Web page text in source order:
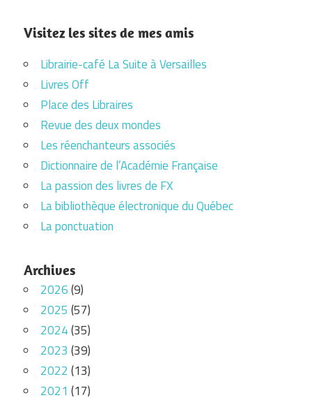
Visitez les sites de mes amis
Librairie-café La Suite à Versailles
Livres Off
Place des Libraires
Revue des deux mondes
Les réenchanteurs associés
Dictionnaire de l’Académie Française
La passion des livres de FX
La bibliothèque électronique du Québec
La ponctuation
Archives
2026(9)
2025 (57)
2024(35)
2023 (39)
2022 (13)
2021 (17)